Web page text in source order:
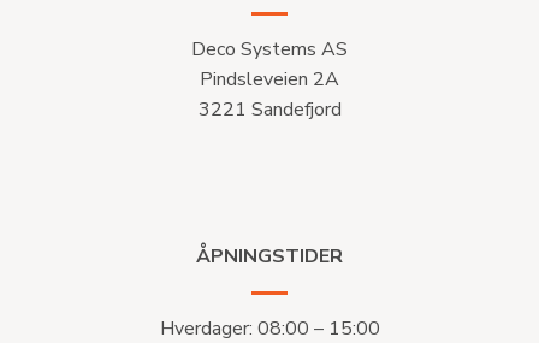
Deco Systems AS
Pindsleveien 2A
3221 Sandefjord
ÅPNINGSTIDER
Hverdager: 08:00 – 15:00